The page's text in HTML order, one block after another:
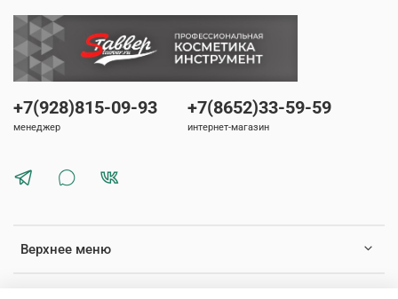
Верхнее меню
+7(928)815-09-93
менеджер
+7(8652)33-59-59
интернет-магазин